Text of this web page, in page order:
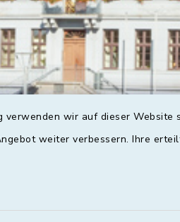
verwenden wir auf dieser
weiter verbessern. Ihre